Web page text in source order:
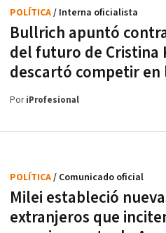
Bullrich apuntó
del futuro de Cristina
descartó competir en
POLÍTICA/ Interna oficialista
PoriProfesional
Milei estableció
extranjeros que
POLÍTICA/ Comunicado oficial